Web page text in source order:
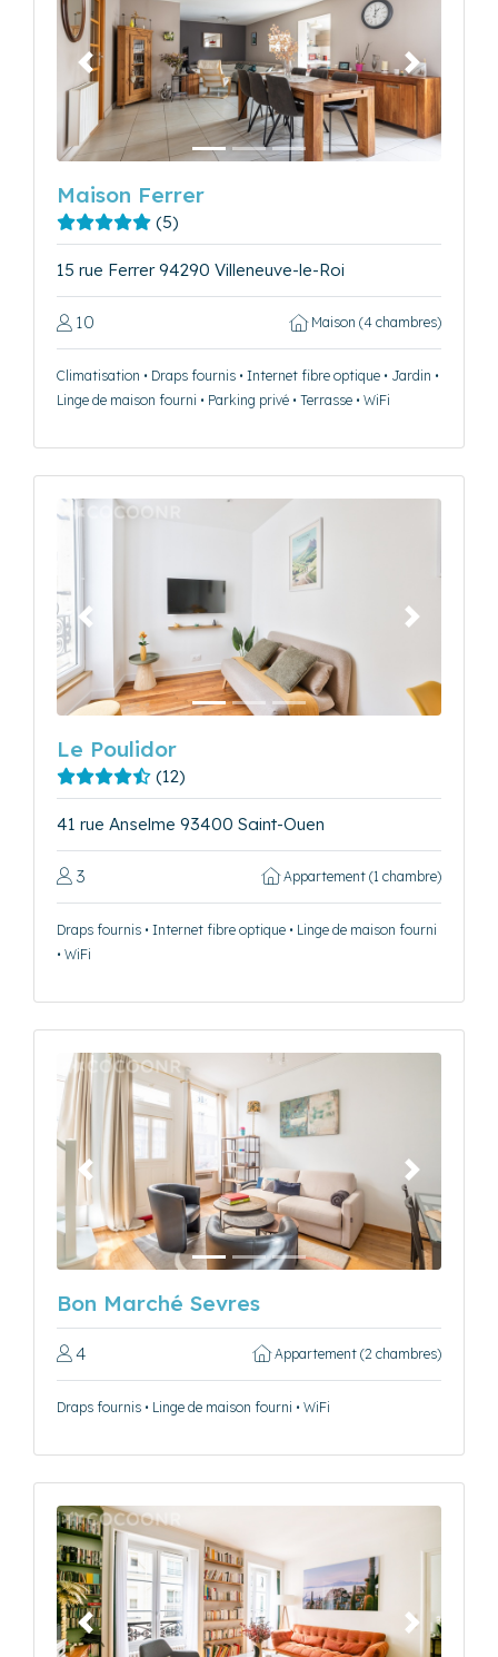
Précédent Suivant
Maison Ferrer
(5)
15 rue Ferrer 94290 Villeneuve-le-Roi
10 Maison (4 chambres)
Climatisation • Draps fournis • Internet fibre optique • Jardin •
Linge de maison fourni • Parking privé • Terrasse • WiFi
Précédent Suivant
Le Poulidor
(12)
41 rue Anselme 93400 Saint-Ouen
3 Appartement (1 chambre)
Draps fournis • Internet fibre optique • Linge de maison fourni
• WiFi
Précédent Suivant
Bon Marché Sevres
4 Appartement (2 chambres)
Draps fournis • Linge de maison fourni • WiFi
Précédent Suivant